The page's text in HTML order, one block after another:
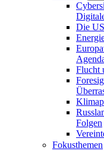
Die
Flucht
Folgen
Fokusthemen